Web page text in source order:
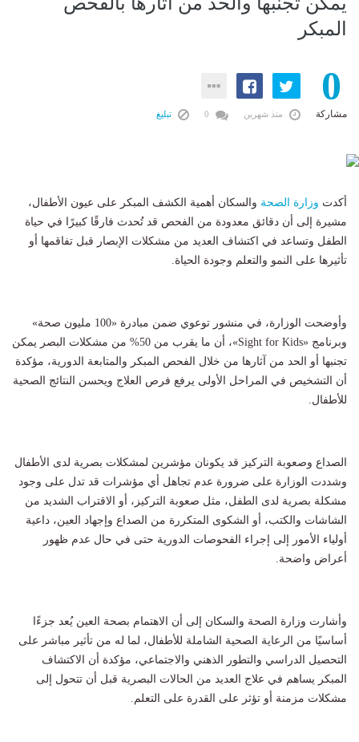
المبكر
0
مشاركة منذ شهرين تبليغ
أكدت وزارة الصحة والسكان أهمية الكشف المبكر على عيون الأطفال،
مشيرة إلى أن دقائق معدودة من الفحص قد تُحدث فارقًا كبيرًا في حياة
الطفل وتساعد في اكتشاف العديد من مشكلات الإبصار قبل تفاقمها أو
تأثيرها على النمو والتعلم وجودة الحياة.
وأوضحت الوزارة، في منشور توعوي ضمن مبادرة «100 مليون صحة»
وبرنامج «Sight for Kids»، أن ما يقرب من 50% من مشكلات البصر يمكن
تجنبها أو الحد من آثارها من خلال الفحص المبكر والمتابعة الدورية، مؤكدة
أن التشخيص في المراحل الأولى يرفع فرص العلاج ويحسن النتائج الصحية
للأطفال.
الصداع وصعوبة التركيز قد يكونان مؤشرين لمشكلات بصرية لدى الأطفال
وشددت الوزارة على ضرورة عدم تجاهل أي مؤشرات قد تدل على وجود
مشكلة بصرية لدى الطفل، مثل صعوبة التركيز، أو الاقتراب الشديد من
الشاشات والكتب، أو الشكوى المتكررة من الصداع وإجهاد العين، داعية
أولياء الأمور إلى إجراء الفحوصات الدورية حتى في حال عدم ظهور
أعراض واضحة.
وأشارت وزارة الصحة والسكان إلى أن الاهتمام بصحة العين يُعد جزءًا
أساسيًا من الرعاية الصحية الشاملة للأطفال، لما له من تأثير مباشر على
التحصيل الدراسي والتطور الذهني والاجتماعي، مؤكدة أن الاكتشاف
المبكر يساهم في علاج العديد من الحالات البصرية قبل أن تتحول إلى
مشكلات مزمنة أو تؤثر على القدرة على التعلم.